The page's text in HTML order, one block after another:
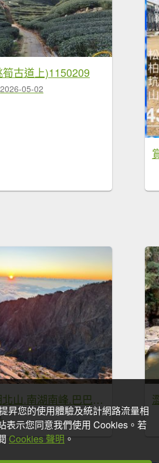
古道上)1150209
2026-05-02
審馬陣山.南湖北山.南湖南峰.巴巴山.南湖大山【帝王之山 豈容凡夫造次】
昇您的使用體驗及統計網路流量相
表示您同意我們使用 Cookies。若
Cookies 聲明 。